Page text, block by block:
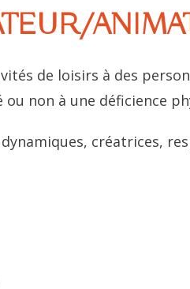
de loisirs à des
ou non à une déficience
créatrices,